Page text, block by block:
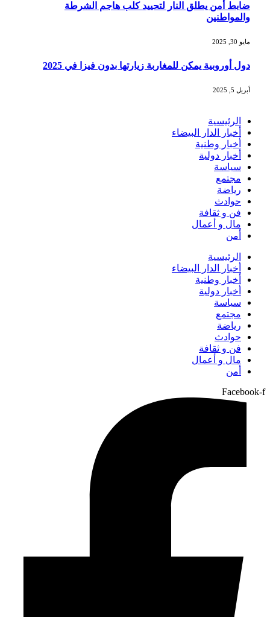
ضابط أمن يطلق النار لتحييد كلب هاجم الشرطة
والمواطنين
مايو 30, 2025
دول أوروبية يمكن للمغاربة زيارتها بدون فيزا في 2025
أبريل 5, 2025
الرئيسية
أخبار الدار البيضاء
أخبار وطنية
أخبار دولية
سياسة
مجتمع
رياضة
حوادث
فن و ثقافة
مال و أعمال
أمن
الرئيسية
أخبار الدار البيضاء
أخبار وطنية
أخبار دولية
سياسة
مجتمع
رياضة
حوادث
فن و ثقافة
مال و أعمال
أمن
Facebook-f